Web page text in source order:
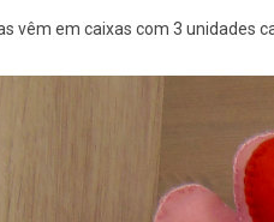
vêm em caixas com 3 unidades